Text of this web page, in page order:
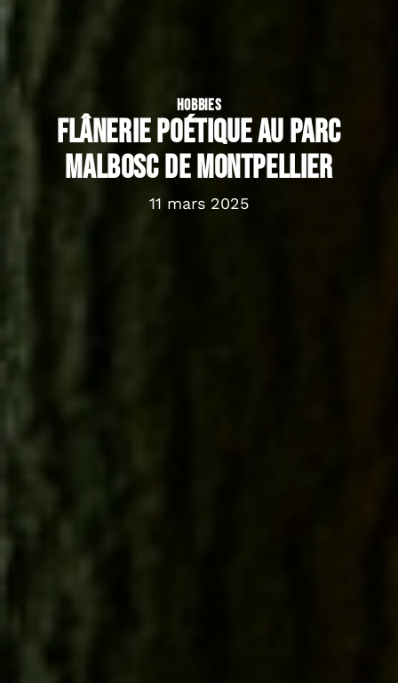
HOBBIES
Flânerie poétique au parc
Malbosc de Montpellier
11 mars 2025